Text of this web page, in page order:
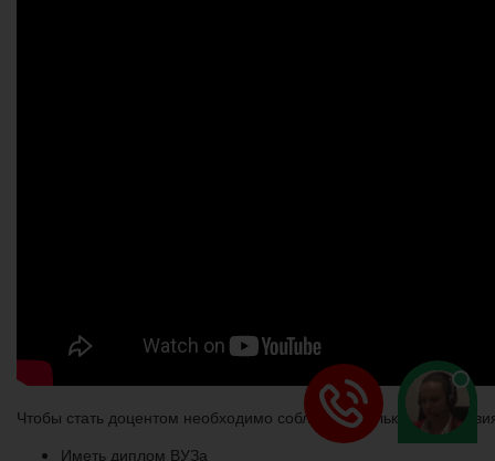
Чтобы стать доцентом необходимо соблюдать только два
Иметь диплом ВУЗа